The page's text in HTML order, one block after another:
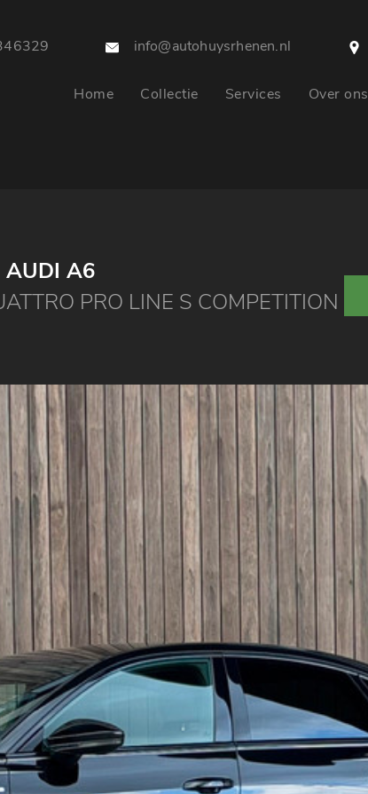
info@autohuysrhenen.nl
Home Collectie Services Over ons
AUDI A6
PRO LINE S COMPETITION